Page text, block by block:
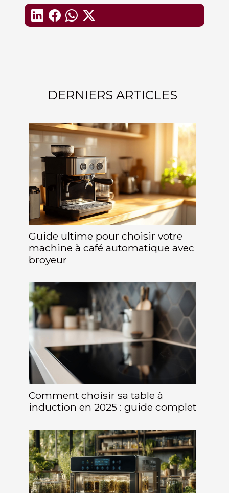
DERNIERS ARTICLES
Guide ultime pour choisir votre
machine à café automatique avec
broyeur
Comment choisir sa table à
induction en 2025 : guide complet